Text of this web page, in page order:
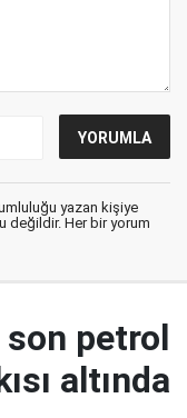
yazan kişiye
değildir. Her bir yorum
son petrol
altında